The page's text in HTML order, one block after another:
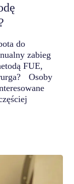
do
zabieg
FUE,
Osoby